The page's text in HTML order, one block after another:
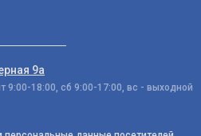
9а
9:00-18:00, сб 9:00-17:00, вс - выходной